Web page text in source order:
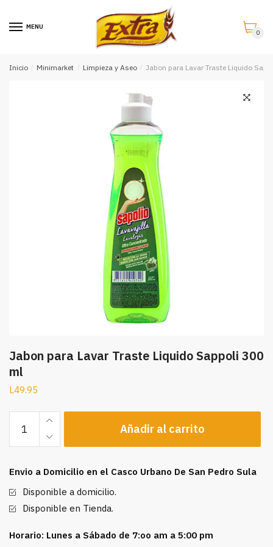
MENU
0
Inicio / Minimarket / Limpieza y Aseo / Jabon para Lavar Traste Liquido
Jabon para Lavar Traste Liquido Sappoli 300
ml
L49.95
para
Lavar
Liquido
Sappoli
300
cantidad
Añadir al carrito
Envio a Domicilio en el Casco Urbano De San Pedro Sula
Disponible a domicilio.
Disponible en Tienda.
Horario: Lunes a Sábado de 7:oo am a 5:00 pm